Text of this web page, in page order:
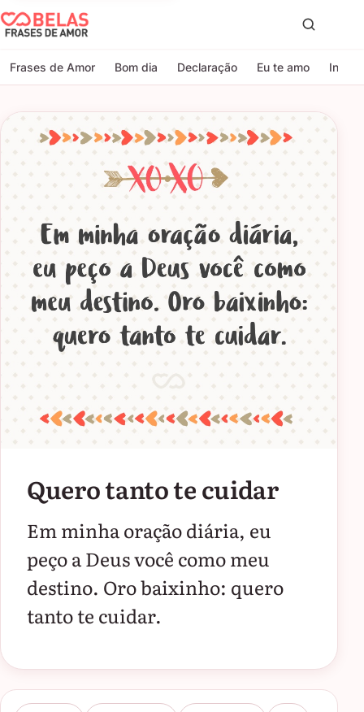
Belas Frases de Amor
Frases de Amor Bom dia Declaração Eu te amo
Quero tanto te cuidar
Em minha oração diária, eu
peço a Deus você como meu
destino. Oro baixinho: quero
tanto te cuidar.